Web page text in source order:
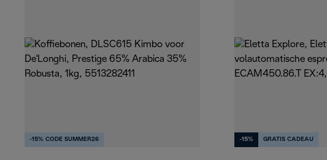
-15% CODE SUMMER26 -15% GRATIS CADEAU